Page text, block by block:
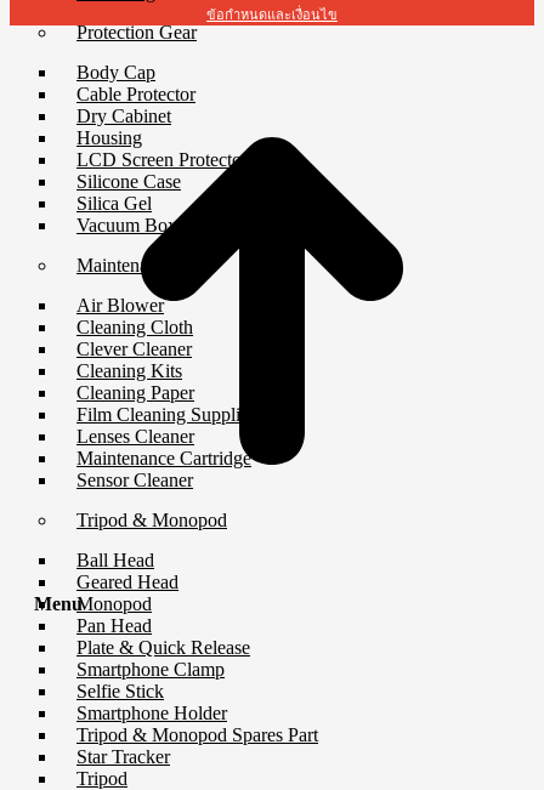
Protection Gear
Body Cap
Cable Protector
Dry Cabinet
Housing
LCD Screen Protector
Silicone Case
Silica Gel
Vacuum Box
Maintenance
Air Blower
Cleaning Cloth
Clever Cleaner
Cleaning Kits
Cleaning Paper
Film Cleaning Supplies
Lenses Cleaner
Maintenance Cartridge
Sensor Cleaner
Tripod & Monopod
Ball Head
Geared Head
Monopod
Pan Head
Plate & Quick Release
Smartphone Clamp
Selfie Stick
Smartphone Holder
Tripod & Monopod Spares Part
Star Tracker
Tripod
ข้อกำหนดและเงื่อนไข
Menu